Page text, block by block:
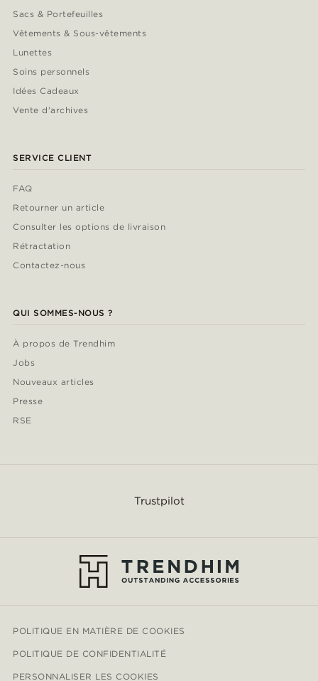
Sacs & Portefeuilles
Vêtements & Sous-vêtements
Lunettes
Soins personnels
Idées Cadeaux
Vente d'archives
SERVICE CLIENT
FAQ
Retourner un article
Consulter les options de livraison
Rétractation
Contactez-nous
QUI SOMMES-NOUS ?
À propos de Trendhim
Jobs
Nouveaux articles
Presse
RSE
Trustpilot
POLITIQUE EN MATIÈRE DE COOKIES
POLITIQUE DE CONFIDENTIALITÉ
PERSONNALISER LES COOKIES